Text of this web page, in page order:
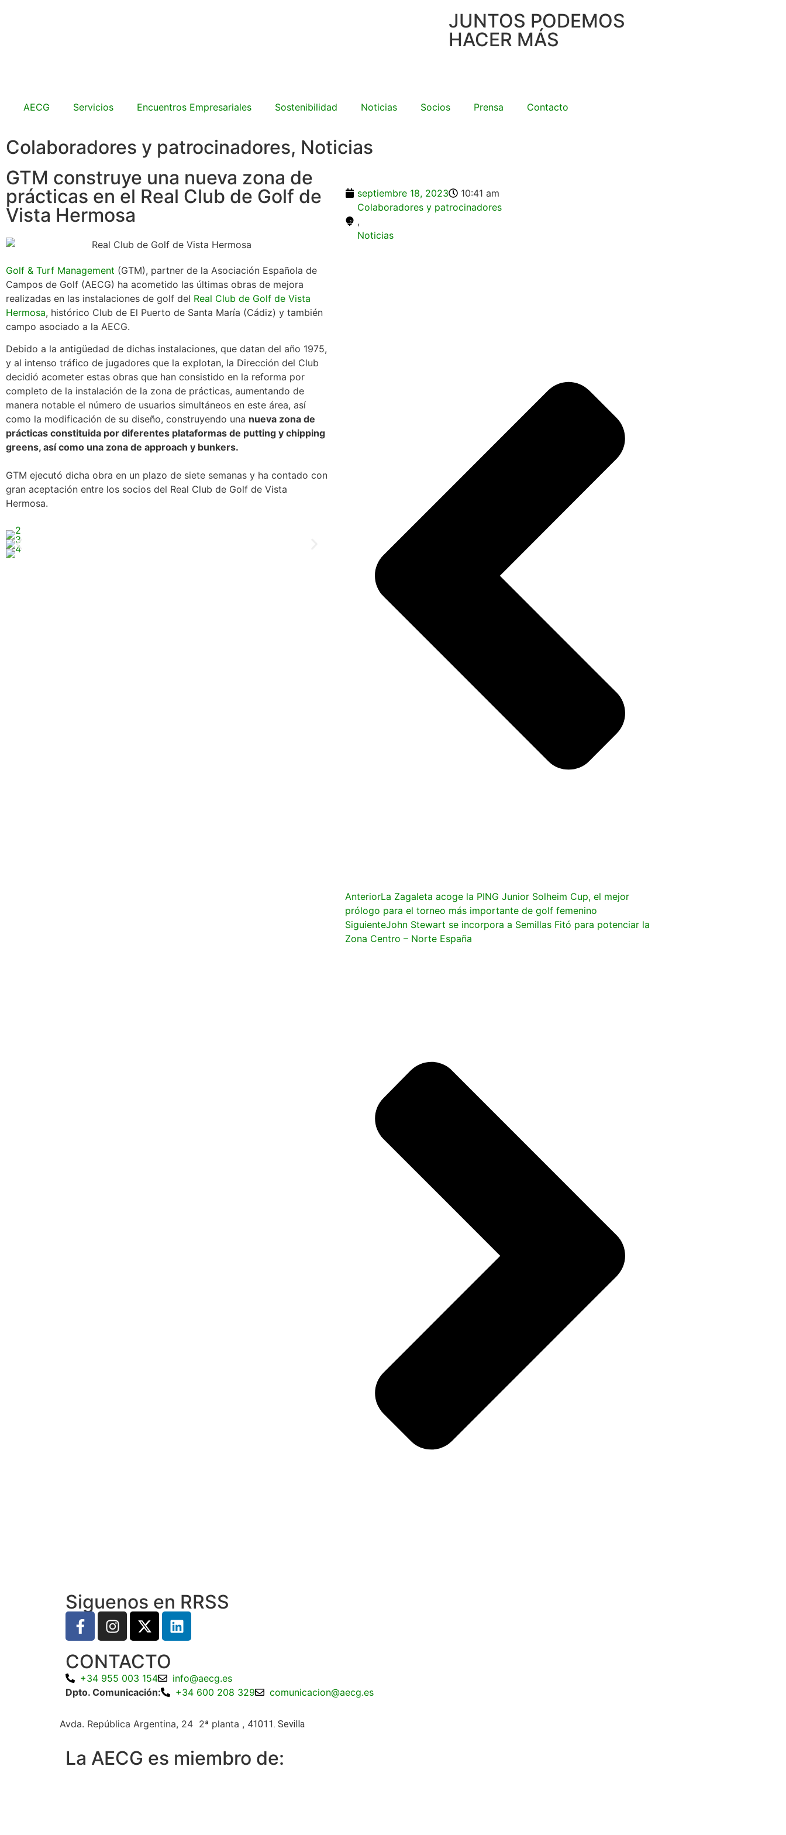
JUNTOS PODEMOS
HACER MÁS
AECG Servicios Encuentros Empresariales Sostenibilidad Noticias Socios Prensa Contacto
Colaboradores y patrocinadores, Noticias
GTM construye una nueva zona de
prácticas en el Real Club de Golf de
Vista Hermosa
Golf & Turf Management (GTM), partner de la Asociación Española de
Campos de Golf (AECG) ha acometido las últimas obras de mejora
realizadas en las instalaciones de golf del Real Club de Golf de Vista
Hermosa, histórico Club de El Puerto de Santa María (Cádiz) y también
campo asociado a la AECG.
Debido a la antigüedad de dichas instalaciones, que datan del año 1975,
y al intenso tráfico de jugadores que la explotan, la Dirección del Club
decidió acometer estas obras que han consistido en la reforma por
completo de la instalación de la zona de prácticas, aumentando de
manera notable el número de usuarios simultáneos en este área, así
como la modificación de su diseño, construyendo una nueva zona de
prácticas constituida por diferentes plataformas de putting y chipping
greens, así como una zona de approach y bunkers.
GTM ejecutó dicha obra en un plazo de siete semanas y ha contado con
gran aceptación entre los socios del Real Club de Golf de Vista
Hermosa.
septiembre 18, 2023
10:41 am
Colaboradores y patrocinadores
,
Noticias
AnteriorLa Zagaleta acoge la PING Junior Solheim Cup, el mejor
prólogo para el torneo más importante de golf femenino
SiguienteJohn Stewart se incorpora a Semillas Fitó para potenciar la
Zona Centro – Norte España
Siguenos en RRSS
CONTACTO
+34 955 003 154
info@aecg.es
Dpto. Comunicación:
+34 600 208 329 comunicacion@aecg.es
Avda. República Argentina, 24 2ª planta , 41011. Sevilla
La AECG es miembro de: